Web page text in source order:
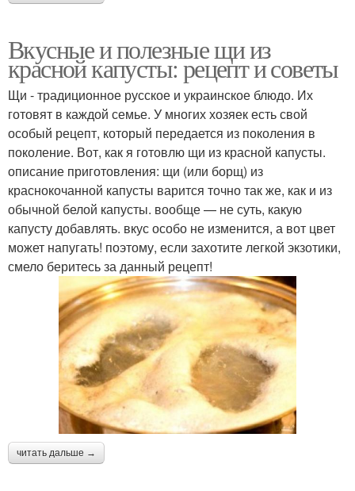
Вкусные и полезные щи из
красной капусты: рецепт и советы
Щи - традиционное русское и украинское блюдо. Их
готовят в каждой семье. У многих хозяек есть свой
особый рецепт, который передается из поколения в
поколение. Вот, как я готовлю щи из красной капусты.
описание приготовления: щи (или борщ) из
краснокочанной капусты варится точно так же, как и из
обычной белой капусты. вообще — не суть, какую
капусту добавлять. вкус особо не изменится, а вот цвет
может напугать! поэтому, если захотите легкой экзотики,
смело беритесь за данный рецепт!
читать дальше →